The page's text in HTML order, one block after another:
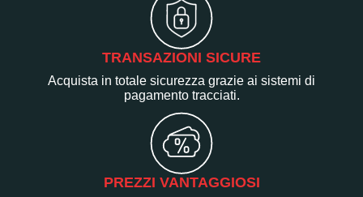
TRANSAZIONI SICURE
Acquista in totale sicurezza grazie ai sistemi di
pagamento tracciati.
PREZZI VANTAGGIOSI